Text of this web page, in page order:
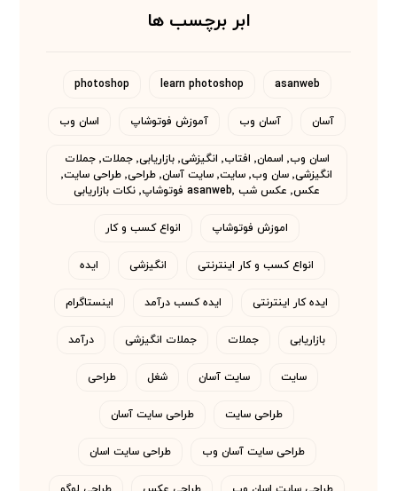
ابر برچسب ها
asanweb
learn photoshop
photoshop
آسان آسان وب آموزش فوتوشاپ اسان وب
اسان وب٬ اسمان٬ افتاب٬ انگیزشی٬ بازاریابی٬ جملات٬ جملات
انگیزشی٬ سان وب٬ سایت٬ سایت آسان٬ طراحی٬ طراحی سایت٬
عکس٬ عکس شب asanweb٬ فوتوشاپ٬ نکات بازاریابی
اموزش فوتوشاپ انواع کسب و کار
انواع کسب و کار اینترنتی انگیزشی ایده
ایده کار اینترنتی ایده کسب درآمد اینستاگرام
بازاریابی جملات جملات انگیزشی درآمد
سایت سایت آسان شغل طراحی
طراحی سایت طراحی سایت آسان
طراحی سایت آسان وب طراحی سایت اسان